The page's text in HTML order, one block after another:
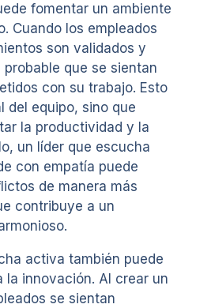
fomentar un ambiente
Cuando los empleados
son validados y
que se sientan
con su trabajo. Esto
del equipo, sino que
la productividad y la
un líder que escucha
con empatía puede
de manera más
contribuye a un
activa también puede
la innovación. Al crear un
se sientan